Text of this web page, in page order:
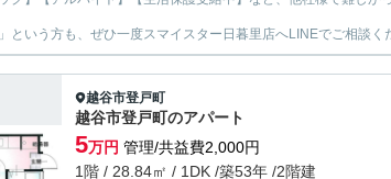
という方も、ぜひ一度スマイスター日暮里店へLINEでご相談く
越谷市登戸町
越谷市登戸町のアパート
5万円 管理/共益費2,000円
1階 / 28.84㎡ / 1DK /築53年 /2階建